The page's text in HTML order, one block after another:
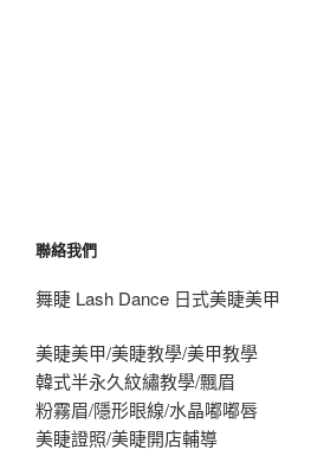
聯絡我們
舞睫 Lash Dance 日式美睫美甲
美睫美甲/美睫教學/美甲教學
韓式半永久紋繡教學/飄眉
粉霧眉/隱形眼線/水晶嘟嘟唇
美睫證照/美睫開店輔導